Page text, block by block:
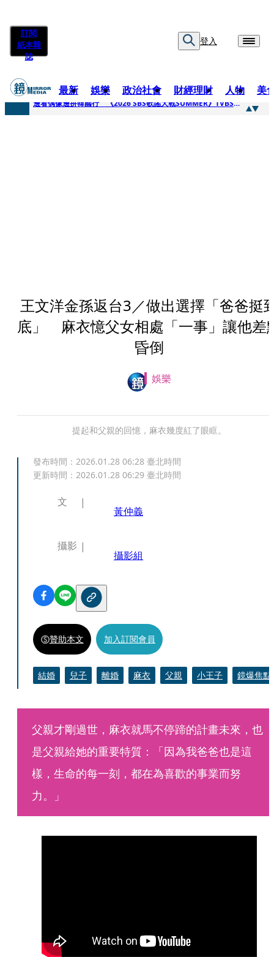
訂閱
紙本雜
誌
登入
最新 娛樂 政治社會 財經理財 人物 美
快訊
邊看偶像邊拚韓國行 《2026 SBS歌謠大戰SUMMER》TVBS直播祭追星福利
王文洋金孫返台3／做出選擇「爸爸挺
底」 麻衣憶父女相處「一事」讓他差
昏倒
娛樂
提起和父親的回憶，麻衣幾度紅了眼眶。
發布時間： 2026.01.28 06:28 臺北時間
更新時間： 2026.01.28 06:29 臺北時間
文
黃仲義
攝影
攝影組
贊助本文 加入訂閱會員
結婚 兒子 離婚 麻衣 父親 小王子 鏡爆焦點
父親才剛過世，麻衣就馬不停蹄的計畫未來，也
是父親給她的重要特質：「因為我爸爸也是這
樣，生命的每一刻，都在為喜歡的事業而努
力。」